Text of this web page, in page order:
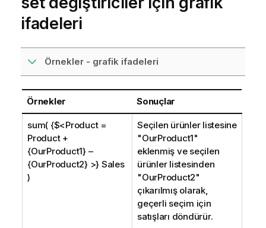
ifadeleri
Örnekler - grafik ifadeleri
Örnekler Sonuçlar
sum( {$<Product =
Product +
{OurProduct1} –
{OurProduct2} >} Sales
)
Seçilen ürünler listesine
"OurProduct1"
eklenmiş ve seçilen
ürünler listesinden
"OurProduct2"
çıkarılmış olarak,
geçerli seçim için
satışları döndürür.